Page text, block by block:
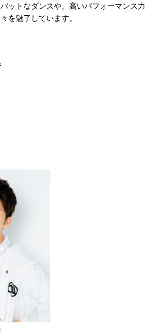
ットなダンスや、高いパフォーマンス力
を魅了しています。